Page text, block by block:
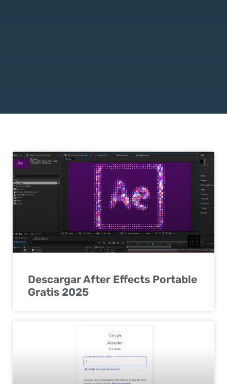
Descargar After Effects Portable
Gratis 2025